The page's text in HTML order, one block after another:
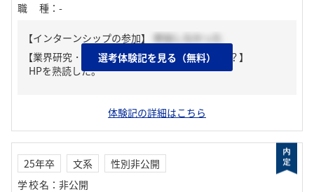
職種 ： -
【インターンシップの参加】
参加しなかった
【業界研究・企業研究はどんな風にしましたか？】
HPを熟読した。
選考体験記を見る（無料）
体験記の詳細はこちら
25年卒 文系
性別非公開
学校名 ： 非公開